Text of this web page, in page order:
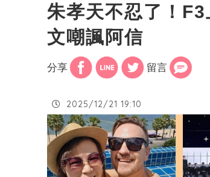
朱孝天不忍了！
文嘲諷阿信
分享 留言
2025/12/21 19:10